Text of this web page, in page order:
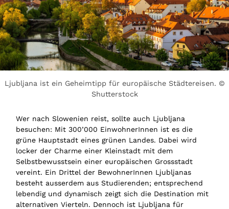
Ljubljana ist ein Geheimtipp für europäische Städtereisen. ©
Shutterstock
Wer nach Slowenien reist, sollte auch Ljubljana
besuchen: Mit 300’000 EinwohnerInnen ist es die
grüne Hauptstadt eines grünen Landes. Dabei wird
locker der Charme einer Kleinstadt mit dem
Selbstbewusstsein einer europäischen Grossstadt
vereint. Ein Drittel der BewohnerInnen Ljubljanas
besteht ausserdem aus Studierenden; entsprechend
lebendig und dynamisch zeigt sich die Destination mit
alternativen Vierteln. Dennoch ist Ljubljana für